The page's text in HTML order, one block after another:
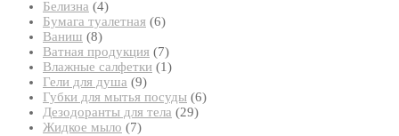
Белизна 44
товара
Бумага туалетная 66
Ваниш 88
товаров
Ватная продукция 77
товаров
Влажные салфетки 11
Гели для душа 99
товаров
Губки для мытья посуды 66
Дезодоранты для тела 2929
Жидкое мыло 77